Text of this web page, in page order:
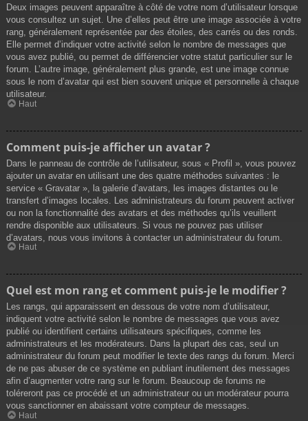
Deux images peuvent apparaître à côté de votre nom d’utilisateur lorsque
vous consultez un sujet. Une d’elles peut être une image associée à votre
rang, généralement représentée par des étoiles, des carrés ou des ronds.
Elle permet d’indiquer votre activité selon le nombre de messages que
vous avez publié, ou permet de différencier votre statut particulier sur le
forum. L’autre image, généralement plus grande, est une image connue
sous le nom d’avatar qui est bien souvent unique et personnelle à chaque
utilisateur.
Haut
Comment puis-je afficher un avatar ?
Dans le panneau de contrôle de l’utilisateur, sous « Profil », vous pouvez
ajouter un avatar en utilisant une des quatre méthodes suivantes : le
service « Gravatar », la galerie d’avatars, les images distantes ou le
transfert d’images locales. Les administrateurs du forum peuvent activer
ou non la fonctionnalité des avatars et des méthodes qu’ils veuillent
rendre disponible aux utilisateurs. Si vous ne pouvez pas utiliser
d’avatars, nous vous invitons à contacter un administrateur du forum.
Haut
Quel est mon rang et comment puis-je le modifier ?
Les rangs, qui apparaissent en dessous de votre nom d’utilisateur,
indiquent votre activité selon le nombre de messages que vous avez
publié ou identifient certains utilisateurs spécifiques, comme les
administrateurs et les modérateurs. Dans la plupart des cas, seul un
administrateur du forum peut modifier le texte des rangs du forum. Merci
de ne pas abuser de ce système en publiant inutilement des messages
afin d’augmenter votre rang sur le forum. Beaucoup de forums ne
toléreront pas ce procédé et un administrateur ou un modérateur pourra
vous sanctionner en abaissant votre compteur de messages.
Haut